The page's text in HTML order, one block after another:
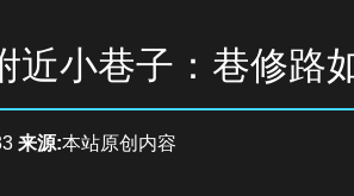
近小巷子：巷修路
来源:本站原创内容